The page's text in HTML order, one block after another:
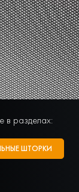
в разделах:
ШТОРКИ